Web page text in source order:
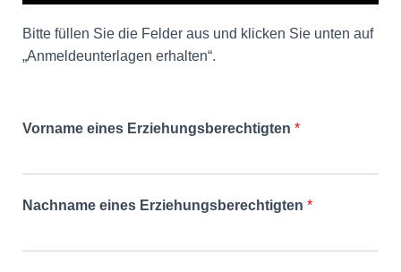
Bitte füllen Sie die Felder aus und klicken Sie unten auf
„Anmeldeunterlagen erhalten“.
Vorname eines Erziehungsberechtigten *
Nachname eines Erziehungsberechtigten *